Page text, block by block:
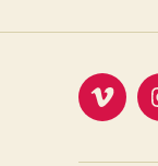
Vimeo